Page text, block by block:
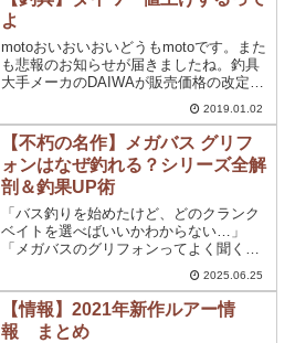
たり型がついたり...
よ
motoおいおいおいどうもmotoです。また
も悲報のお知らせが届きましたね。釣具
大手メーカのDAIWAが販売価格の改定に
より商品の値上げが発表されました。
motoまた値上げです。かなり痛い発表で
すが、価格の値上げはどうなったのかみ
ていきまし...
2019.01.02
【不朽の名作】メガバス グリフ
ォンはなぜ釣れる？シリーズ全解
剖＆釣果UP術
「バス釣りを始めたけど、どのクランク
ベイトを選べばいいかわからない…」
「メガバスのグリフォンってよく聞くけ
ど、実際どうなの？」そんな疑問をお持
ちのアングラーにこそ読んでいただきた
いのが、この記事です。メガバスの「グ
リフォン」シリーズは、発...
2025.06.25
【情報】2021年新作ルアー情
報 まとめ